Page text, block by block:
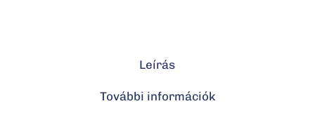
Leírás
További információk